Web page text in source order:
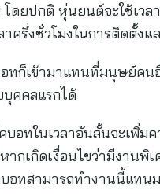
โดยปกติ หุ่นยนต์จะใช้เว
ครึ่งชั่วโมงในการติดตั้งแ
ทก็เข้ามาแทนที่มนุษย์คน
คคลแรกได้
บอทในเวลาอันสั้นจะเพิ่ม
กเกิดเงื่อนไขว่ามีงานพิเ
อทสามารถทำงานนี้แท